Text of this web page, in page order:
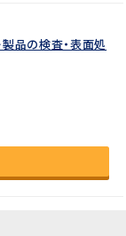
品の検査・表面処